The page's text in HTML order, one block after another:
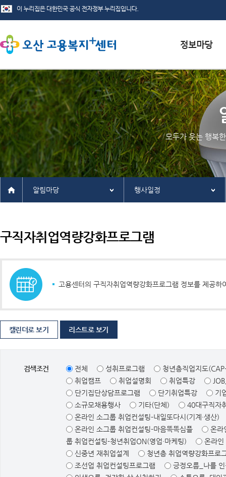
서식자료실
채용정보
인재정보
관련사이트
모두가 웃는 행복
알림마당 행사일정
구직자취업역량강화프로그램
고용센터의 구직자취업역량강화프로그램 정보를 제공
캘린더로 보기 리스트로 보기
검색조건 전체 성취프로그램
청년층직업지도
취업캠프
취업설명회 취업특강
단기집단상담프로그램
단기취업특강
기
소규모채용행사
기타(단체)
40대구직자
온라인 소그룹 취업컨설팅-내일또다시(기계·생산)
온라인 소그룹 취업컨설팅-마음똑똑심플
온라
룹 취업컨설팅-청년취업ON(영업·마케팅)
온라인
신중년 재취업설계
청년층 취업역량강화프로
조선업 취업컨설팅프로그램
긍정오름_나를